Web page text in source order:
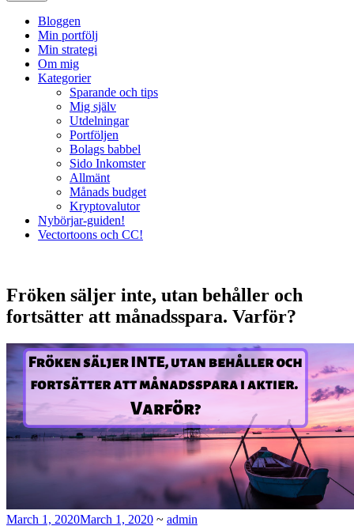
Bloggen
Min portfölj
Min strategi
Om mig
Kategorier
Sparande och tips
Mig själv
Utdelningar
Portföljen
Bolags babbel
Sido Inkomster
Allmänt
Månads budget
Kryptovalutor
Nybörjar-guiden!
Vectortoons och CC!
Fröken säljer inte, utan behåller och
fortsätter att månadsspara. Varför?
March 1, 2020March 1, 2020 ~ admin